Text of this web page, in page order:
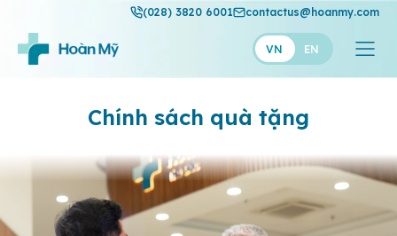
(028) 3820 6001 contactus@hoanmy.com
VN EN
Hoàn Mỹ
Hạnh Phúc
Thuận Mỹ
Chính sách quà tặng